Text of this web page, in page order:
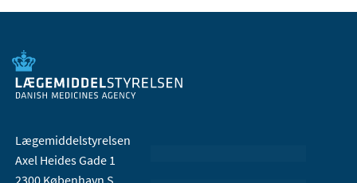
Lægemiddelstyrelsen
Axel Heides Gade 1
2300 København S